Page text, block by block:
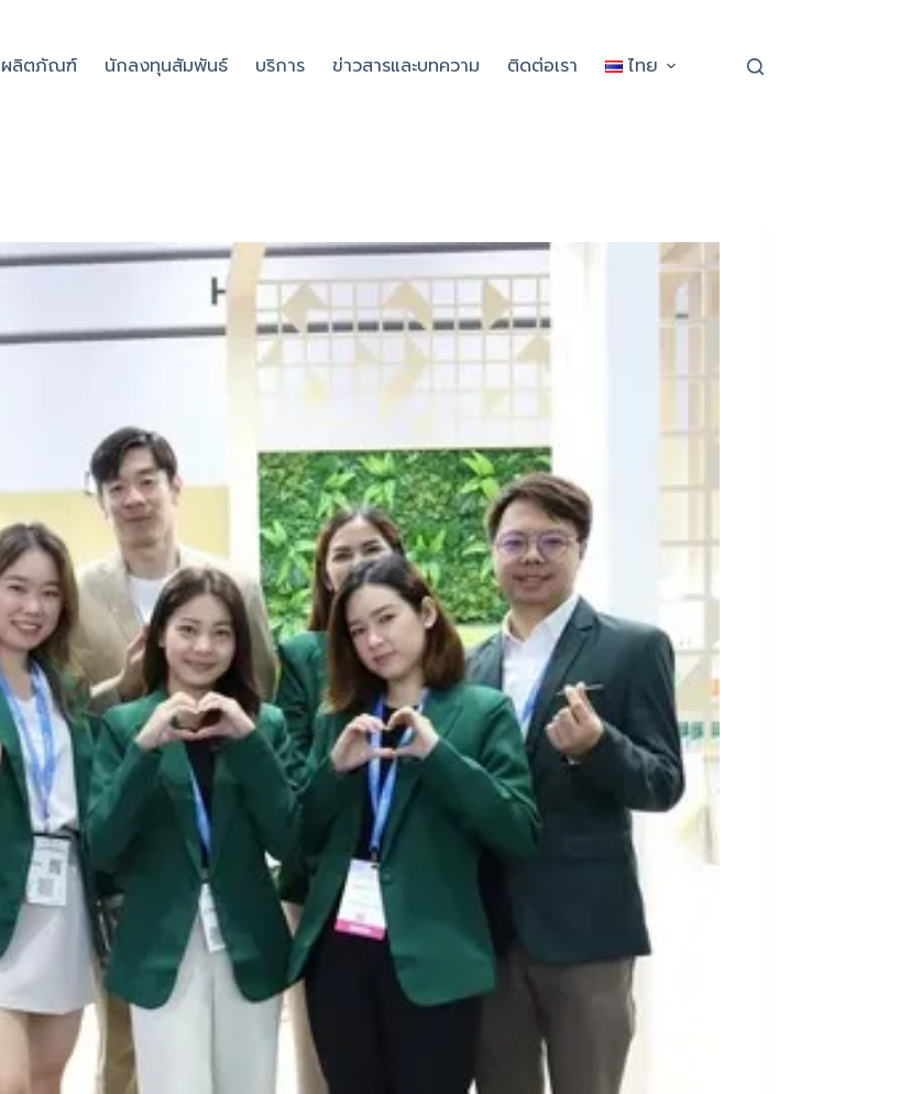
ผลิตภัณฑ์ นักลงทุนสัมพันธ์ บริการ ข่าวสารและบทความ ติดต่อเรา ไทย